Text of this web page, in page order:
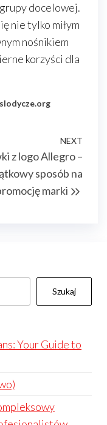
docelowej.
nie tylko miłym
nośnikiem
korzyści dla
slodycze.org
NEXT
z logo Allegro –
sposób na
marki
Szukaj
Your Guide to